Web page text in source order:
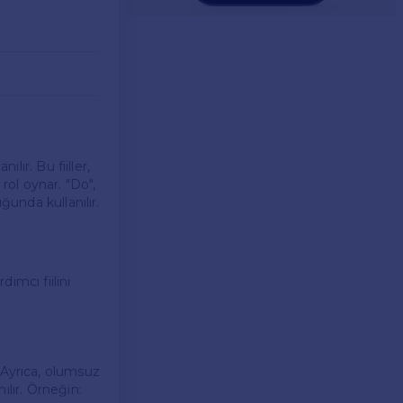
Bu fiiller,
oynar. "Do",
kullanılır.
fiilini
olumsuz
Örneğin: